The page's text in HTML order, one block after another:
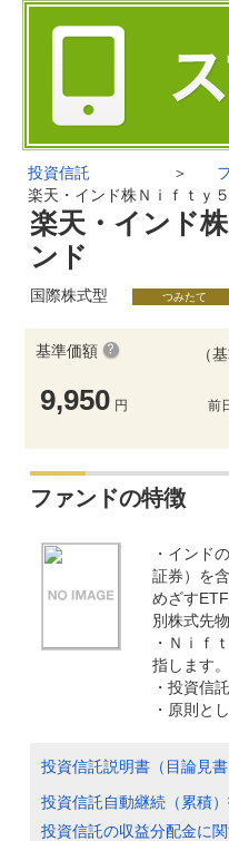
投資信託 ＞
楽天・インド株Ｎｉｆｔｙ
楽天・インド
ンド
国際株式型 つみたて
基準価額
9,950 円
（
前
ファンドの特徴
・インド
証券）を
めざす
別株式先
・Ｎｉｆ
指します。
・投資信
・原則と
投資信託説明書（目論見書
投資信託自動継続（累積
投資信託の収益分配金に